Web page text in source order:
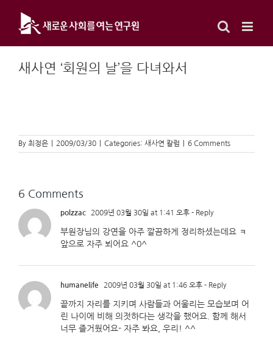
content
새사연 ‘회원의 날’을 다녀와서
By 최정은 2009/03/30 Categories: 새사연 칼럼 6 Comments
6 Comments
polzzac 2009년 03월 30일 at 1:41 오후 - Reply
부원장님의 강연을 아주 깔끔하게 정리하셨는데요 ㅋ
앞으로 자주 뵈어요 ^0^
humanelife 2009년 03월 30일 at 1:46 오후 - Reply
끝까지 자리를 지키며 사람들과 어울리는 모습보며 어
린 나이에 비해 의젓하다는 생각을 했어요. 함께 해서
너무 즐거웠어요- 자주 봐요, 우리! ^^